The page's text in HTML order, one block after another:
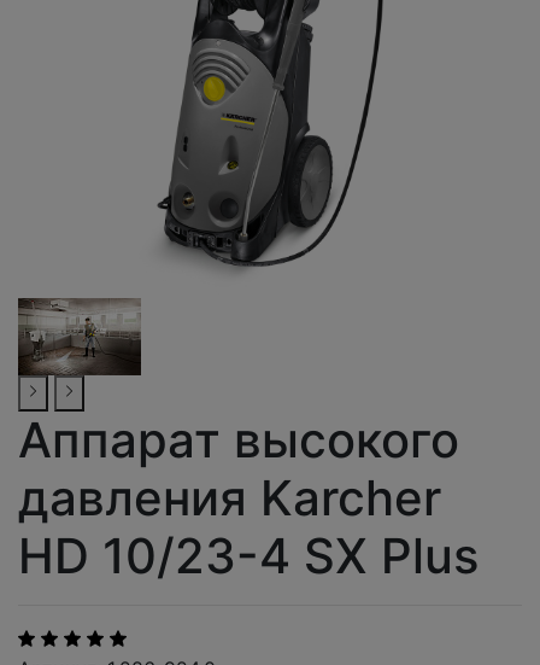
Аппарат высокого
давления Karcher
HD 10/23-4 SX Plus